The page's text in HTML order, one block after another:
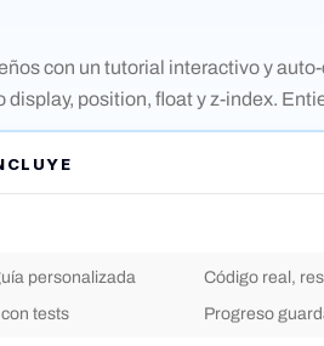
con un tutorial interactivo y
display, position, float y z-index.
pseudo-elementos. Mejora tus
corregidos.
personalizada
Código real,
tests
Progreso